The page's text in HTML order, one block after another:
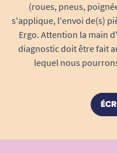
(roues, pneus,
s'applique, l'envoi de(s)
Ergo. Attention la main
diagnostic doit être fait
lequel nous